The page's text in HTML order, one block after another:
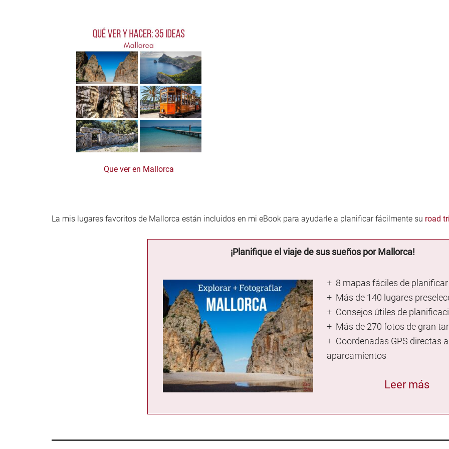
Que ver en Mallorca
La mis lugares favoritos de Mallorca están incluidos en mi eBook para ayudarle a planificar fácilmente su road
¡Planifique el viaje de sus sueños por Mallorca!
+ 8 mapas fáciles de planificar
+ Más de 140 lugares
+ Consejos útiles de
+ Más de 270 fotos de gran
+ Coordenadas GPS directas
aparcamientos
Leer más